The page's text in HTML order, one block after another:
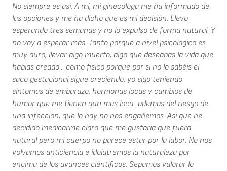
No siempre es así. A mí, mi ginecóloga me ha informado de
las opciones y me ha dicho que es mi decisión. Llevo
esperando tres semanas y no lo expulso de forma natural. Y
no voy a esperar más. Tanto porque a nivel psicologico es
muy duro, llevar algo muerto, algo que deseabas la vida que
habías creado... como fisico porque por si no lo sabéis el
saco gestacional sigue creciendo, yo sigo teniendo
sintomas de embarazo, hormonas locas y cambios de
humor que me tienen aun mas loca...ademas del riesgo de
una infeccion, que lo hay no nos engañemos. Asi que he
decidido medicarme claro que me gustaria que fuera
natural pero mi cuerpo no parece estar por la labor. No nos
volvamos anticiencia e idolatremos la naturaleza por
encima de los avances ciéntificos. Sepamos valorar lo